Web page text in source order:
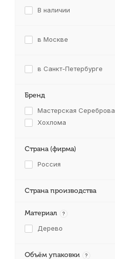
В наличии
в Москве
в Санкт-Петербурге
Бренд
Мастерская Сереброва
Хохлома
Страна (фирма)
Россия
Страна производства
Материал ?
Дерево
Объём упаковки ?